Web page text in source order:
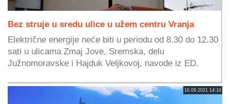
Bez struje u sredu ulice u užem centru Vranja
Električne energije neće biti u periodu od 8.30 do 12.30
sati u ulicama Zmaj Jove, Sremska, delu
Južnomoravske i Hajduk Veljkovoj, navode iz ED.
16.09.2021 14:10